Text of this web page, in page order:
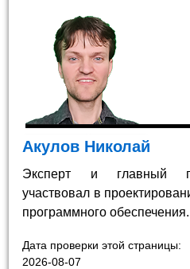
Акулов Николай
Эксперт и главный
участвовал в
программного обеспечения.
Дата проверки этой страницы:
2026-08-07